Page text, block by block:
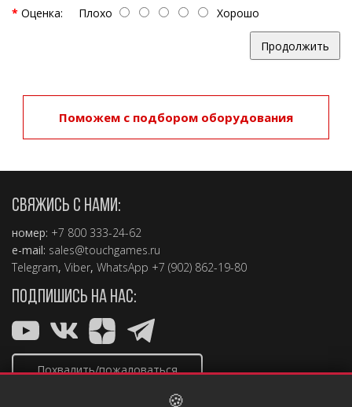
Оценка: Плохо Хорошо
Продолжить
Поможем с подбором оборудования
СВЯЖИСЬ С НАМИ:
номер: +7 800 333-24-62
e-mail: sales@touchgames.ru
Telegram, Viber, WhatsApp +7 (902) 862-19-80
ПОДПИШИСЬ НА НАС:
Похвалить/пожаловаться
🍪